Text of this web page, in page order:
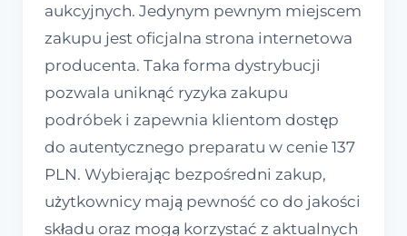
aukcyjnych. Jedynym pewnym miejscem
zakupu jest oficjalna strona internetowa
producenta. Taka forma dystrybucji
pozwala uniknąć ryzyka zakupu
podróbek i zapewnia klientom dostęp
do autentycznego preparatu w cenie 137
PLN. Wybierając bezpośredni zakup,
użytkownicy mają pewność co do jakości
składu oraz mogą korzystać z aktualnych